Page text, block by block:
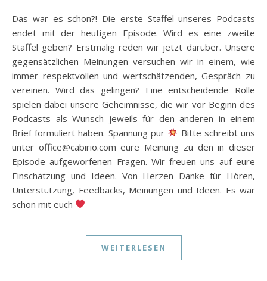
Das war es schon?! Die erste Staffel unseres Podcasts
endet mit der heutigen Episode. Wird es eine zweite
Staffel geben? Erstmalig reden wir jetzt darüber. Unsere
gegensätzlichen Meinungen versuchen wir in einem, wie
immer respektvollen und wertschätzenden, Gespräch zu
vereinen. Wird das gelingen? Eine entscheidende Rolle
spielen dabei unsere Geheimnisse, die wir vor Beginn des
Podcasts als Wunsch jeweils für den anderen in einem
Brief formuliert haben. Spannung pur
Bitte schreibt uns
unter office@cabirio.com eure Meinung zu den in dieser
Episode aufgeworfenen Fragen. Wir freuen uns auf eure
Einschätzung und Ideen. Von Herzen Danke für Hören,
Unterstützung, Feedbacks, Meinungen und Ideen. Es war
schön mit euch
WEITERLESEN